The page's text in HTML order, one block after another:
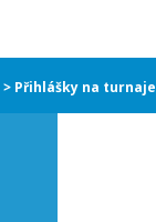
Přihlášky na turnaje